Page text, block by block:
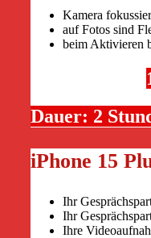
Kamera
auf Fotos sind
beim Aktivieren
Dauer: 2
iPhone 15
Ihr
Ihr
Ihre